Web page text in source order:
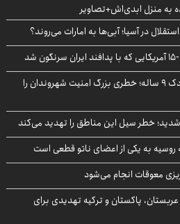
به منزل ابدی‌اش+تصاویر
در آسیا؛ آبی‌ها به امارات می‌روند؟
حمله سگ‌های ولگرد به یک کودک ۹ ساله؛ خطری بزرگ امنیت شهروندان را
خطر سیل این مناطق را تهدید می‌کند
روسیه به یکی از اعضای ناتو قطعی است
معوقات انجام می‌شود
پاکستان و ترکیه تهدیدی برای